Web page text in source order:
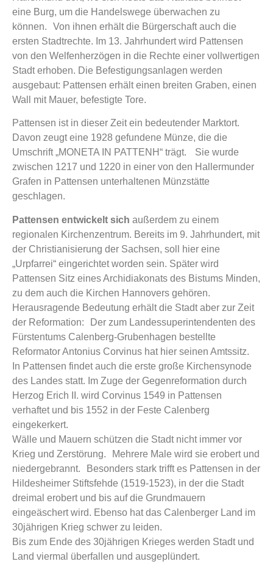
eine Burg, um die Handelswege überwachen zu
können. Von ihnen erhält die Bürgerschaft auch die
ersten Stadtrechte. Im 13. Jahrhundert wird Pattensen
von den Welfenherzögen in die Rechte einer vollwertigen
Stadt erhoben. Die Befestigungsanlagen werden
ausgebaut: Pattensen erhält einen breiten Graben, einen
Wall mit Mauer, befestigte Tore.
Pattensen ist in dieser Zeit ein bedeutender Marktort.
Davon zeugt eine 1928 gefundene Münze, die die
Umschrift „MONETA IN PATTENH“ trägt. Sie wurde
zwischen 1217 und 1220 in einer von den Hallermunder
Grafen in Pattensen unterhaltenen Münzstätte
geschlagen.
Pattensen entwickelt sich außerdem zu einem
regionalen Kirchenzentrum. Bereits im 9. Jahrhundert, mit
der Christianisierung der Sachsen, soll hier eine
„Urpfarrei“ eingerichtet worden sein. Später wird
Pattensen Sitz eines Archidiakonats des Bistums Minden,
zu dem auch die Kirchen Hannovers gehören.
Herausragende Bedeutung erhält die Stadt aber zur Zeit
der Reformation: Der zum Landessuperintendenten des
Fürstentums Calenberg-Grubenhagen bestellte
Reformator Antonius Corvinus hat hier seinen Amtssitz.
In Pattensen findet auch die erste große Kirchensynode
des Landes statt. Im Zuge der Gegenreformation durch
Herzog Erich II. wird Corvinus 1549 in Pattensen
verhaftet und bis 1552 in der Feste Calenberg
eingekerkert.
Wälle und Mauern schützen die Stadt nicht immer vor
Krieg und Zerstörung. Mehrere Male wird sie erobert und
niedergebrannt. Besonders stark trifft es Pattensen in der
Hildesheimer Stiftsfehde (1519-1523), in der die Stadt
dreimal erobert und bis auf die Grundmauern
eingeäschert wird. Ebenso hat das Calenberger Land im
30jährigen Krieg schwer zu leiden.
Bis zum Ende des 30jährigen Krieges werden Stadt und
Land viermal überfallen und ausgeplündert.